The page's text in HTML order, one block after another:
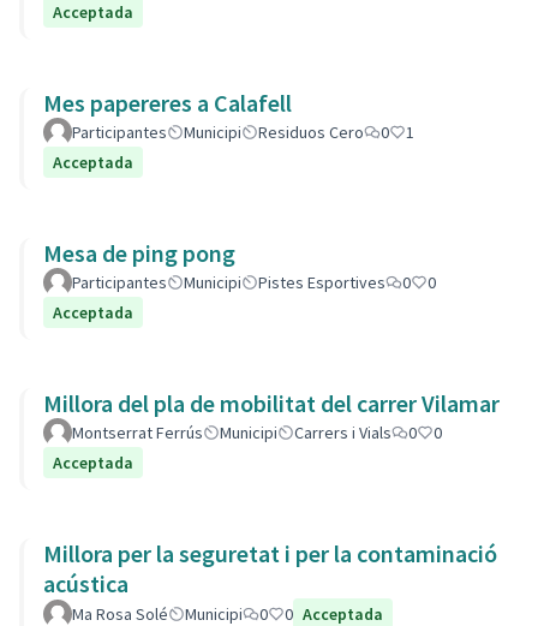
Acceptada
Mes papereres a Calafell
Participantes Municipi Residuos Cero 0
1
Acceptada
Mesa de ping pong
Participantes Municipi Pistes Esportives 0
0
Acceptada
Millora del pla de mobilitat del carrer Vilamar
Montserrat Ferrús Municipi Carrers i Vials 0
0
Acceptada
Millora per la seguretat i per la contaminació
acústica
Ma Rosa Solé Municipi 0 0 Acceptada